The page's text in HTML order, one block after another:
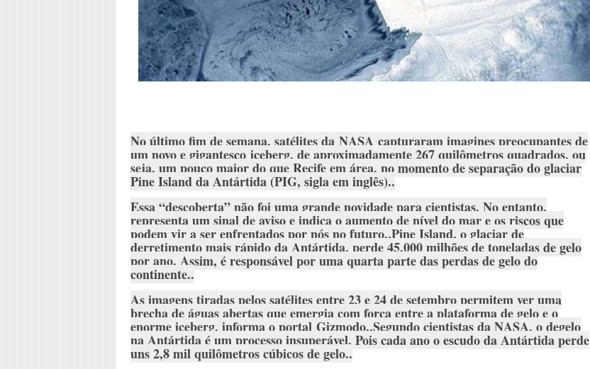
No último fim de semana, satélites da NASA capturaram imagines preocupantes de
um novo e gigantesco iceberg, de aproximadamente 267 quilômetros quadrados, ou
seja, um pouco maior do que Recife em área, no momento de separação do glaciar
Pine Island da Antártida (PIG, sigla em inglês)..
Essa “descoberta” não foi uma grande novidade para cientistas. No entanto,
representa um sinal de aviso e indica o aumento de nível do mar e os riscos que
podem vir a ser enfrentados por nós no futuro..Pine Island, o glaciar de
derretimento mais rápido da Antártida, perde 45.000 milhões de toneladas de gelo
por ano. Assim, é responsável por uma quarta parte das perdas de gelo do
continente..
As imagens tiradas pelos satélites entre 23 e 24 de setembro permitem ver uma
brecha de águas abertas que emergia com força entre a plataforma de gelo e o
enorme iceberg, informa o portal Gizmodo..Segundo cientistas da NASA, o degelo
na Antártida é um processo insuperável. Pois cada ano o escudo da Antártida perde
uns 2,8 mil quilômetros cúbicos de gelo..